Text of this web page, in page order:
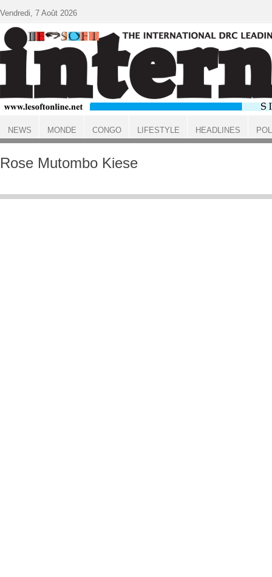
ACCUEIL
Rose Mutombo Kiese
Vendredi, 7 Août 2026
NEWS MONDE CONGO LIFESTYLE HEADLINES